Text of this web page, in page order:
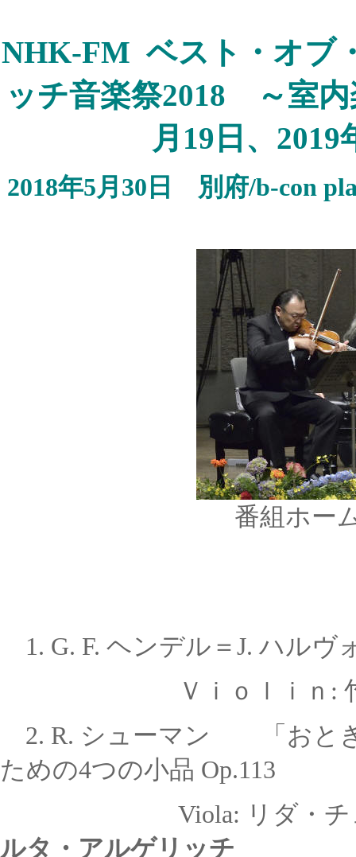
NHK-FM ベスト・オブ
ッチ音楽祭2018 ～室
月19日、
2018年5月30日 別府/b-con
番組ホー
1. G. F. ヘンデル＝J. ハル
Ｖｉｏｌｉ
2. R. シューマン 「おと
ための4つの小品 Op.113
Viola: リダ
ルタ・アルゲリッチ